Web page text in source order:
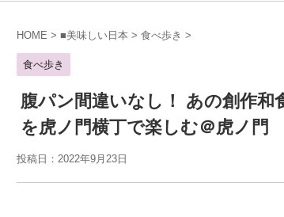
HOME > ■美味しい日本 > 食べ歩き >
食べ歩き
腹パン間違いなし！ あの創作和
を虎ノ門横丁で楽しむ＠虎ノ門
投稿日： 2022年9月23日